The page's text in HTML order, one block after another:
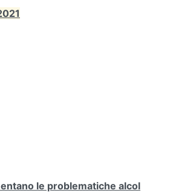
le problematiche alcol